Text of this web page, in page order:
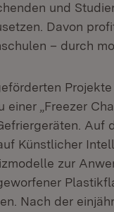
und
Davon
– durch
einer „Freezer
Auf
Künstlicher
zur
Nach der